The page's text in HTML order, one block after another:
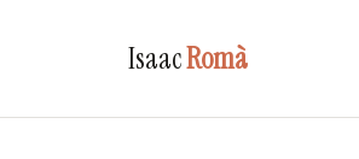
IsaacRomà